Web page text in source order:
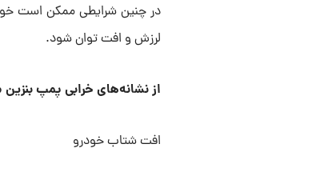
در چنین شرایطی ممکن است
لرزش و افت توان شود.
از نشانه‌های خرابی پمپ بنزین
افت شتاب خودرو